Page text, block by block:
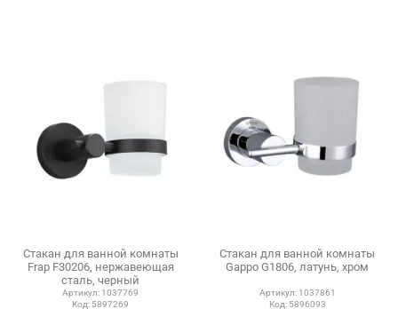
Стакан для ванной комнаты
Frap F30206, нержавеющая
сталь, черный
Артикул: 1037769
Код: 5897269
Стакан для ванной комнаты
Gappo G1806, латунь, хром
Артикул: 1037861
Код: 5896093